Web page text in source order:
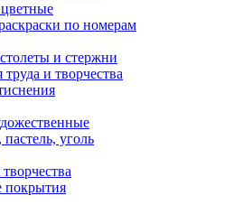
по номерам
и стержни
и творчества
уголь
покрытия